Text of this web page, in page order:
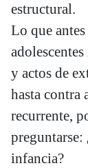
estructural.
Lo que
y actos de
hasta contra
recurrente,
preguntarse:
infancia?